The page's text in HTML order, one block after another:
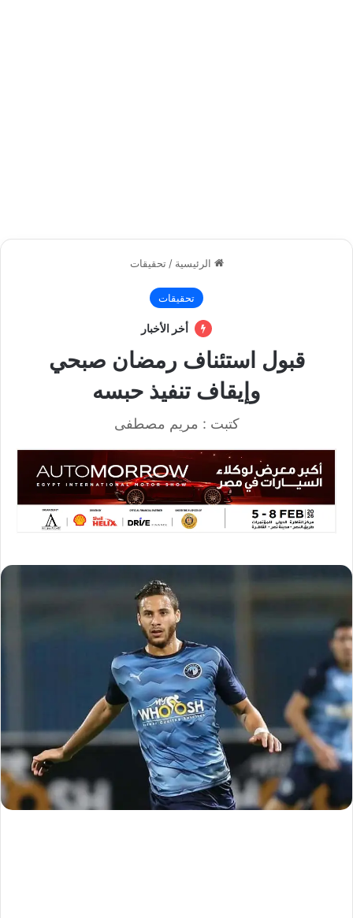
الرئيسية / تحقيقات
تحقيقات
أخر الأخبار
قبول استئناف رمضان صبحي
وإيقاف تنفيذ حبسه
كتبت : مريم مصطفى